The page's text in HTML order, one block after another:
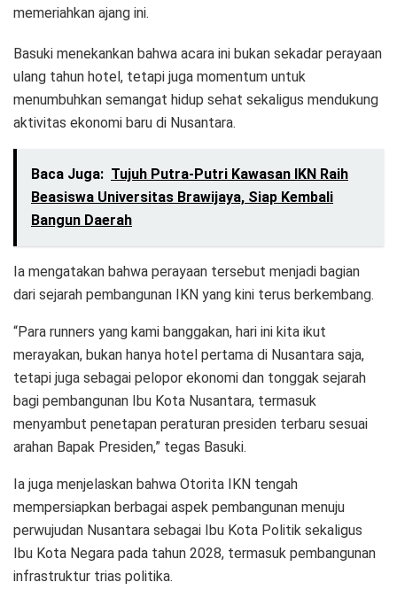
memeriahkan ajang ini.
Basuki menekankan bahwa acara ini bukan sekadar perayaan
ulang tahun hotel, tetapi juga momentum untuk
menumbuhkan semangat hidup sehat sekaligus mendukung
aktivitas ekonomi baru di Nusantara.
Baca Juga: Tujuh Putra-Putri Kawasan IKN Raih
Beasiswa Universitas Brawijaya, Siap Kembali
Bangun Daerah
Ia mengatakan bahwa perayaan tersebut menjadi bagian
dari sejarah pembangunan IKN yang kini terus berkembang.
“Para runners yang kami banggakan, hari ini kita ikut
merayakan, bukan hanya hotel pertama di Nusantara saja,
tetapi juga sebagai pelopor ekonomi dan tonggak sejarah
bagi pembangunan Ibu Kota Nusantara, termasuk
menyambut penetapan peraturan presiden terbaru sesuai
arahan Bapak Presiden,” tegas Basuki.
Ia juga menjelaskan bahwa Otorita IKN tengah
mempersiapkan berbagai aspek pembangunan menuju
perwujudan Nusantara sebagai Ibu Kota Politik sekaligus
Ibu Kota Negara pada tahun 2028, termasuk pembangunan
infrastruktur trias politika.